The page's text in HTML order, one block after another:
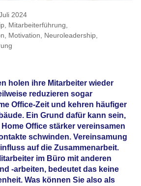
2024
, Mitarbeiterführung,
, Motivation, Neuroleadership,
holen ihre Mitarbeiter wieder
reduzieren sogar
Office-Zeit und kehren häufiger
Ein Grund dafür kann sein,
Office stärker vereinsamen
schwinden. Vereinsamung
auf die Zusammenarbeit.
im Büro mit anderen
-arbeiten, bedeutet das keine
Was können Sie also als